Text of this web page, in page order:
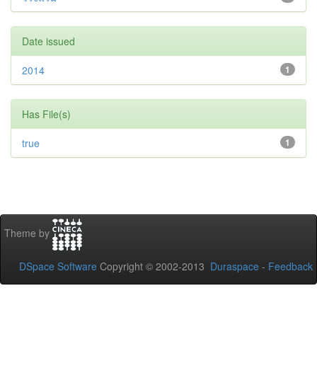
Date issued
1
2014
Has File(s)
1
true
Theme by
DSpace Software Copyright © 2002-2013 Duraspace - Feedback